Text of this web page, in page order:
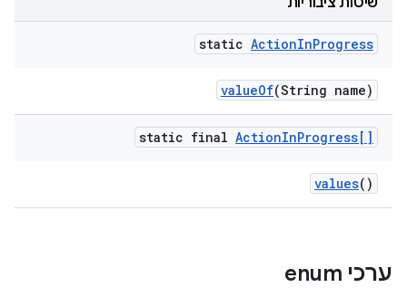
static ActionInProgress
valueOf(String name)
static final ActionInProgress[]
values()
ערכי enum